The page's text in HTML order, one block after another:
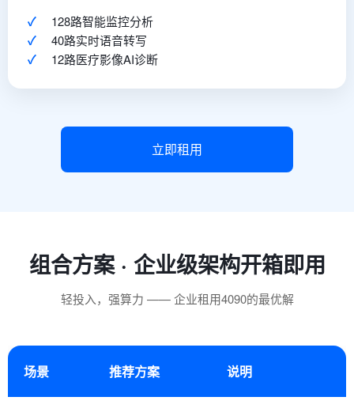
✓
128路智能监控分析
✓ 40路实时语音转写
✓ 12路医疗影像AI诊断
立即租用
组合方案 · 企业级架构开箱即用
轻投入，强算力 —— 企业租用4090的最优解
场景 推荐方案 说明